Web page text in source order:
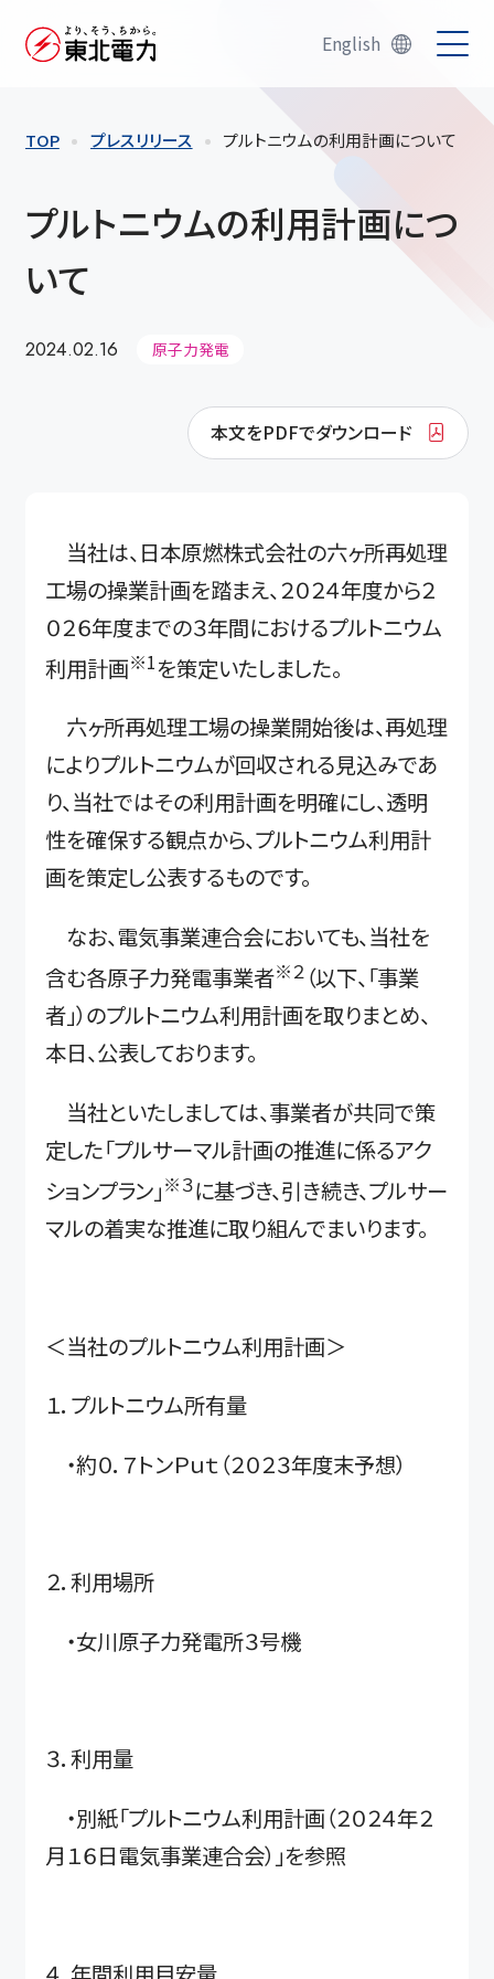
English
TOP プレスリリース プルトニウムの利用計画について
プルトニウムの利用計画につ
いて
2024.02.16 原子力発電
本文をPDFでダウンロード
当社は、日本原燃株式会社の六ヶ所再処理
工場の操業計画を踏まえ、２０２４年度から２
０２６年度までの３年間におけるプルトニウム
利用計画※1を策定いたしました。
六ヶ所再処理工場の操業開始後は、再処理
によりプルトニウムが回収される見込みであ
り、当社ではその利用計画を明確にし、透明
性を確保する観点から、プルトニウム利用計
画を策定し公表するものです。
なお、電気事業連合会においても、当社を
含む各原子力発電事業者※２ （以下、「事業
者」）のプルトニウム利用計画を取りまとめ、
本日、公表しております。
当社といたしましては、事業者が共同で策
定した「プルサーマル計画の推進に係るアク
ションプラン」※３に基づき、引き続き、プルサー
マルの着実な推進に取り組んでまいります。
＜当社のプルトニウム利用計画＞
１．プルトニウム所有量
・約０．７トンＰｕｔ（２０２３年度末予想）
２．利用場所
・女川原子力発電所３号機
３．利用量
・別紙「プルトニウム利用計画（２０２４年２
月１６日電気事業連合会）」を参照